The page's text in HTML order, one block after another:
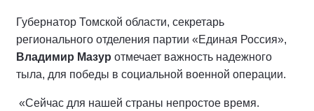
Губернатор Томской области, секретарь
регионального отделения партии «Единая Россия»,
Владимир Мазур отмечает важность надежного
тыла, для победы в социальной военной операции.
«Сейчас для нашей страны непростое время.